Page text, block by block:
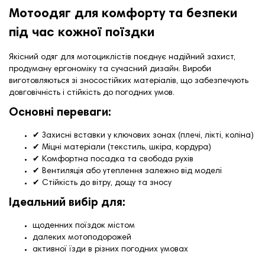
Мотоодяг для комфорту та безпеки
під час кожної поїздки
Якісний одяг для мотоциклістів поєднує надійний захист,
продуману ергономіку та сучасний дизайн. Вироби
виготовляються зі зносостійких матеріалів, що забезпечують
довговічність і стійкість до погодних умов.
Основні переваги:
✔ Захисні вставки у ключових зонах (плечі, лікті, коліна)
✔ Міцні матеріали (текстиль, шкіра, кордура)
✔ Комфортна посадка та свобода рухів
✔ Вентиляція або утеплення залежно від моделі
✔ Стійкість до вітру, дощу та зносу
Ідеальний вибір для:
щоденних поїздок містом
далеких мотоподорожей
активної їзди в різних погодних умовах